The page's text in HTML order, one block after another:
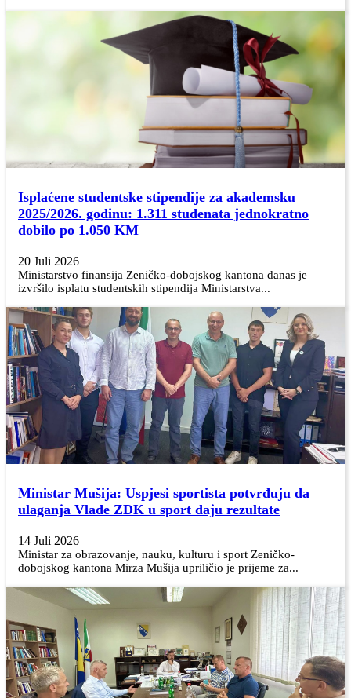
Isplaćene studentske stipendije za akademsku
2025/2026. godinu: 1.311 studenata jednokratno
dobilo po 1.050 KM
20 Juli 2026
Ministarstvo finansija Zeničko-dobojskog kantona danas je
izvršilo isplatu studentskih stipendija Ministarstva...
Ministar Mušija: Uspjesi sportista potvrđuju da
ulaganja Vlade ZDK u sport daju rezultate
14 Juli 2026
Ministar za obrazovanje, nauku, kulturu i sport Zeničko-
dobojskog kantona Mirza Mušija upriličio je prijeme za...